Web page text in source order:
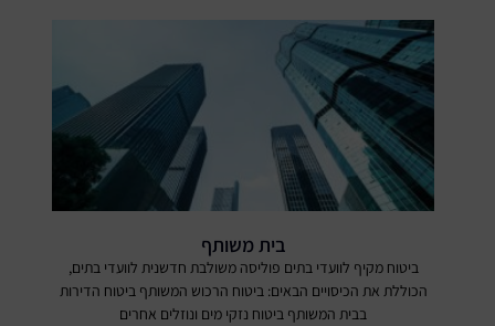
בית משותף
ביטוח מקיף לוועדי בתים פוליסה משולבת חדשנית לוועדי בתים,
הכוללת את הכיסויים הבאים: ביטוח הרכוש המשותף ביטוח הדירות
בבית המשותף ביטוח נזקי מים ונוזלים אחרים